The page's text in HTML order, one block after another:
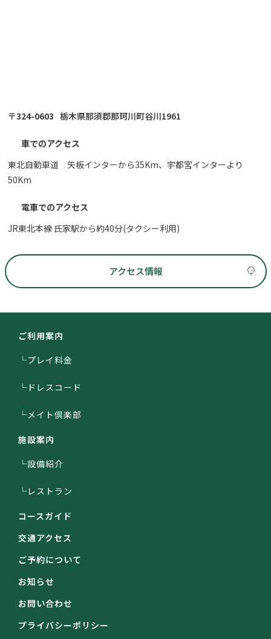
〒324-0603 栃木県那須郡那珂川町谷川1961
車でのアクセス
東北自動車道 矢板インターから35Km、宇都宮インターより
50Km
電車でのアクセス
JR東北本線 氏家駅から約40分(タクシー利用)
アクセス情報
ご利用案内
└プレイ料金
└ドレスコード
└メイト倶楽部
施設案内
└設備紹介
└レストラン
コースガイド
交通アクセス
ご予約について
お知らせ
お問い合わせ
プライバシーポリシー